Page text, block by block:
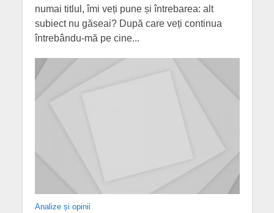
numai titlul, îmi veți pune și întrebarea: alt
subiect nu găseai? După care veți continua
întrebându-mă pe cine...
Analize și opinii